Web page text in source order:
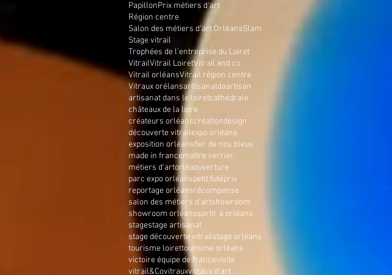
PapillonPrix métiers d'art
Région centre
Salon des métiers d'art OrléansSlam
Stage vitrail
Trophées de l'entreprise du Loiret
VitrailVitrail LoiretVitrail and co
Vitrail orléansVitrail région centre
Vitraux orélansaritisanatdaartisan
artisanat dans le loiretcathédrale
châteaux de la loire
créateurs orléanscréationdesign
découverte vitrailexpo orléans
exposition orléansfier de nos bleus
made in francemaître verrier
métiers d'artorléaouverture
parc expo orléanspetit futéprix
reportage orléansrécompense
salon des métiers d'artshowroom
showroom orléanssortir à orléans
stagestage artisanat
stage découverte vitrailstage orléans
tourisme loirettourisme orléans
victoire équipe de francevisite
vitrail&Covitrauxvitraux d'art